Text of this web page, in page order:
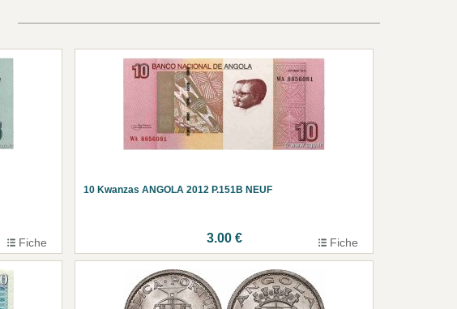
Fiche
10 Kwanzas ANGOLA 2012 P.151B NEUF
3.00 € Fiche